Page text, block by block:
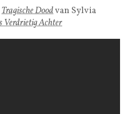
Tragische Doodvan Sylvia
Verdrietig Achter